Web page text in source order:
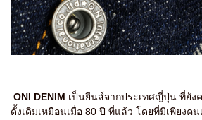
ONI DENIM เป็นยีนส์จากประเทศญี่ปุ่น ที่ยัง
ดั้งเดิมเหมือนเมื่อ 80 ปี ที่แล้ว โดยที่มีเพียงค